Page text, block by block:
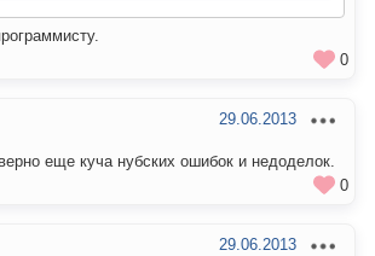
0
29.06.2013
еще куча нубских ошибок и недоделок.
0
29.06.2013